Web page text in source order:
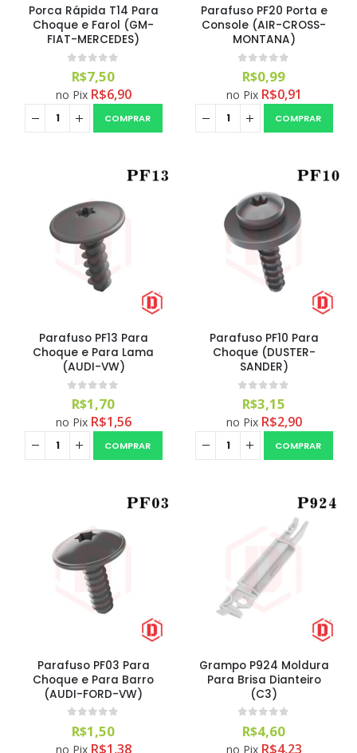
Porca Rápida T14 Para
Choque e Farol (GM-
FIAT-MERCEDES)
0out of 5
R$7,50
no Pix R$6,90
COMPRAR
Parafuso PF20 Porta e
Console (AIR-CROSS-
MONTANA)
0out of 5
R$0,99
no Pix R$0,91
COMPRAR
Parafuso PF13 Para
Choque e Para Lama
(AUDI-VW)
R$1,70
no Pix R$1,56
COMPRAR
Parafuso PF10 Para
Choque (DUSTER-
SANDER)
R$3,15
no Pix R$2,90
COMPRAR
Parafuso PF03 Para
Choque e Para Barro
(AUDI-FORD-VW)
R$1,50
no Pix R$1,38
Grampo P924 Moldura
Para Brisa Dianteiro
(C3)
R$4,60
no Pix R$4,23